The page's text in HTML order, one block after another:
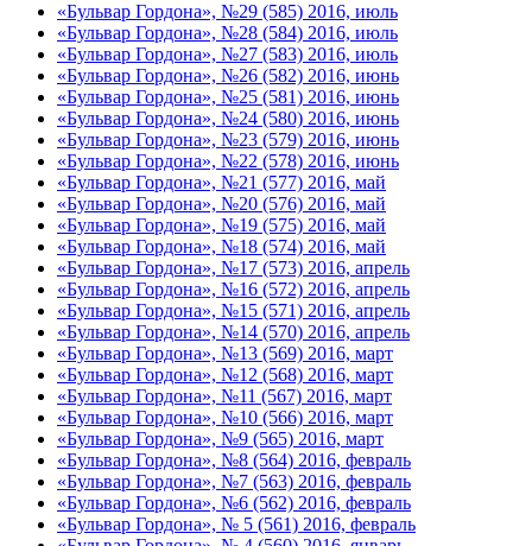
«Бульвар Гордона», №29 (585) 2016, июль
«Бульвар Гордона», №28 (584) 2016, июль
«Бульвар Гордона», №27 (583) 2016, июль
«Бульвар Гордона», №26 (582) 2016, июнь
«Бульвар Гордона», №25 (581) 2016, июнь
«Бульвар Гордона», №24 (580) 2016, июнь
«Бульвар Гордона», №23 (579) 2016, июнь
«Бульвар Гордона», №22 (578) 2016, июнь
«Бульвар Гордона», №21 (577) 2016, май
«Бульвар Гордона», №20 (576) 2016, май
«Бульвар Гордона», №19 (575) 2016, май
«Бульвар Гордона», №18 (574) 2016, май
«Бульвар Гордона», №17 (573) 2016, апрель
«Бульвар Гордона», №16 (572) 2016, апрель
«Бульвар Гордона», №15 (571) 2016, апрель
«Бульвар Гордона», №14 (570) 2016, апрель
«Бульвар Гордона», №13 (569) 2016, март
«Бульвар Гордона», №12 (568) 2016, март
«Бульвар Гордона», №11 (567) 2016, март
«Бульвар Гордона», №10 (566) 2016, март
«Бульвар Гордона», №9 (565) 2016, март
«Бульвар Гордона», №8 (564) 2016, февраль
«Бульвар Гордона», №7 (563) 2016, февраль
«Бульвар Гордона», №6 (562) 2016, февраль
«Бульвар Гордона», № 5 (561) 2016, февраль